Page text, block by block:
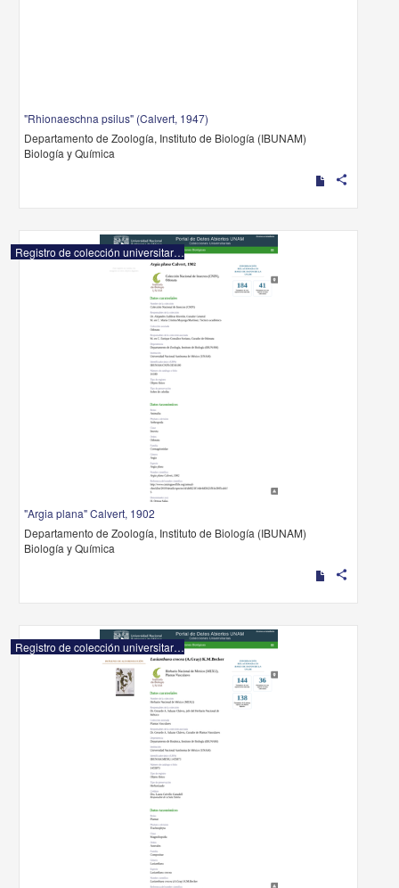
"Rhionaeschna psilus" (Calvert, 1947)
Departamento de Zoología, Instituto de Biología (IBUNAM)
Biología y Química
share
Registro de colección universitaria
"Argia plana" Calvert, 1902
Departamento de Zoología, Instituto de Biología (IBUNAM)
Biología y Química
share
Registro de colección universitaria